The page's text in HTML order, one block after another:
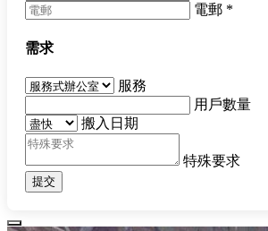
電郵 *
需求
服務
用戶數量
搬入日期
特殊要求
提交